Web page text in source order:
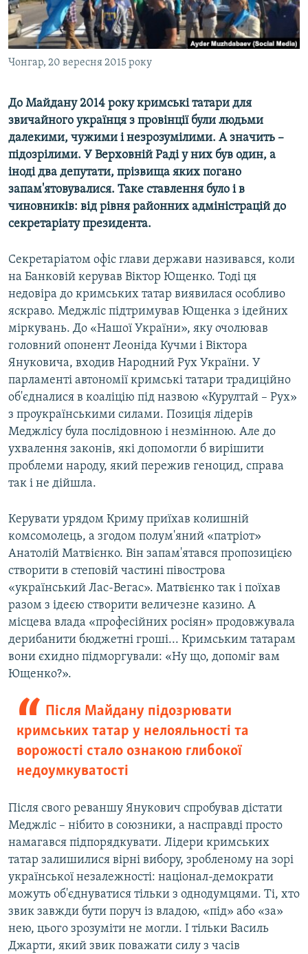
ВІДЕОУРОКИ «ELIFBE»
СВІДЧЕННЯ ОКУПАЦІЇ
УКРАЇНСЬКА ПРОБЛЕМА КРИМУ
Русский
Qırımtatar
Усі сайти RFE/RL
Чонгар, 20 вересня 2015 року
До Майдану 2014 року кримські татари для
звичайного українця з провінції були людьми
далекими, чужими і незрозумілими. А значить –
підозрілими. У Верховній Раді у них був один, а
іноді два депутати, прізвища яких погано
запам'ятовувалися. Таке ставлення було і в
чиновників: від рівня районних адміністрацій до
секретаріату президента.
Секретаріатом офіс глави держави називався, коли
на Банковій керував Віктор Ющенко. Тоді ця
недовіра до кримських татар виявилася особливо
яскраво. Меджліс підтримував Ющенка з ідейних
міркувань. До «Нашої України», яку очолював
головний опонент Леоніда Кучми і Віктора
Януковича, входив Народний Рух України. У
парламенті автономії кримські татари традиційно
об'єдналися в коаліцію під назвою «Курултай – Рух»
з проукраїнськими силами. Позиція лідерів
Меджлісу була послідовною і незмінною. Але до
ухвалення законів, які допомогли б вирішити
проблеми народу, який пережив геноцид, справа
так і не дійшла.
Керувати урядом Криму приїхав колишній
комсомолець, а згодом полум'яний «патріот»
Анатолій Матвієнко. Він запам'ятався пропозицією
створити в степовій частині півострова
«український Лас-Вегас». Матвієнко так і поїхав
разом з ідеєю створити величезне казино. А
місцева влада «професійних росіян» продовжувала
дерибанити бюджетні гроші... Кримським татарам
вони єхидно підморгували: «Ну що, допоміг вам
Ющенко?».
Після Майдану підозрювати
кримських татар у нелояльності та
ворожості стало ознакою глибокої
недоумкуватості
Після свого реваншу Янукович спробував дістати
Меджліс – нібито в союзники, а насправді просто
намагався підпорядкувати. Лідери кримських
татар залишилися вірні вибору, зробленому на зорі
української незалежності: націонал-демократи
можуть об'єднуватися тільки з однодумцями. Ті, хто
звик завжди бути поруч із владою, «під» або «за»
нею, цього зрозуміти не могли. І тільки Василь
Джарти, який звик поважати силу з часів